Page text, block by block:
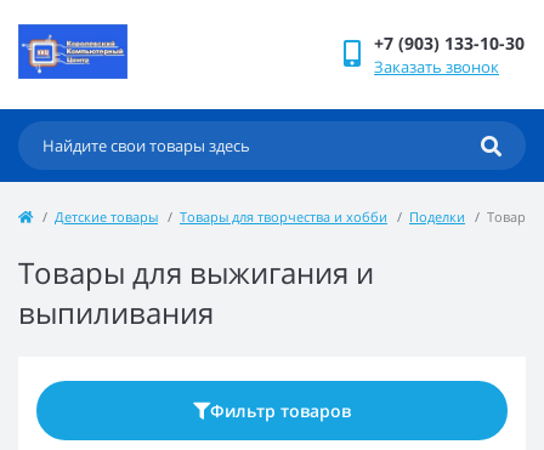
+7 (903) 133-10-30
Заказать звонок
Детские товары Товары для творчества и хобби Поделки Товары
Товары для выжигания и
выпиливания
Фильтр товаров